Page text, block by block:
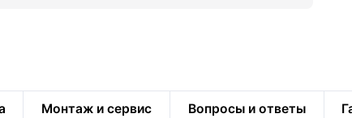
Монтаж и сервис Вопросы и ответы